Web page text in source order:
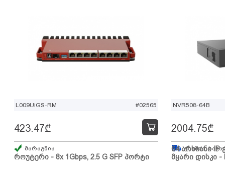
L009UiGS-RM #02565
როუტერი - 8x 1Gbps, 2.5 G SFP პორტი
423.47₾
მარაგშია
NVR508-64B
64 არხიანი IP
მყარი დისკი -
2004.75₾
გზაშია,